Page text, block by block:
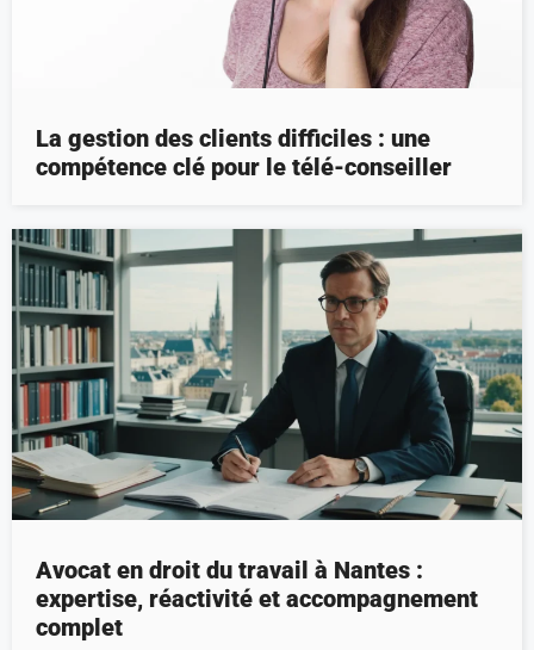
La gestion des clients difficiles : une
compétence clé pour le télé-conseiller
Avocat en droit du travail à Nantes :
expertise, réactivité et accompagnement
complet